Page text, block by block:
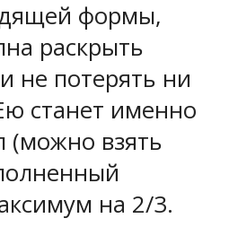
формы,
раскрыть
не потерять ни
станет именно
(можно взять
на 2/3.